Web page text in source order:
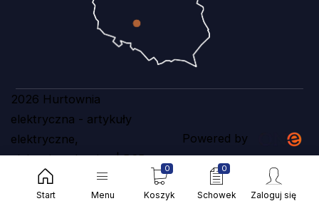
2026 Hurtownia
elektryczna - artykuły
elektryczne,
elektroinstalacyjne | B2B
Ania Holding
Powered by
Start Menu
0
Koszyk
0
Schowek Zaloguj się